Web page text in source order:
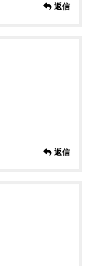
返信
返信